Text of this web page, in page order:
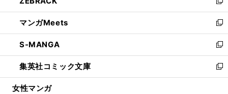
開
く
ウ
で
開
く
ィ
ン
ド
ウ
で
開
く
い
ウ
ィ
ン
ド
ウ
で
開
新
し
い
ウ
ィ
ン
ド
ウ
マンガMeets
新
し
い
ウ
ィ
ン
S-MANGA
新
し
い
ウ
集英社コミック文庫
新
し
女性マンガ